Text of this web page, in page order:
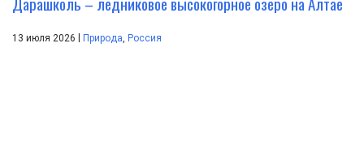
13 июля 2026 | Природа Россия